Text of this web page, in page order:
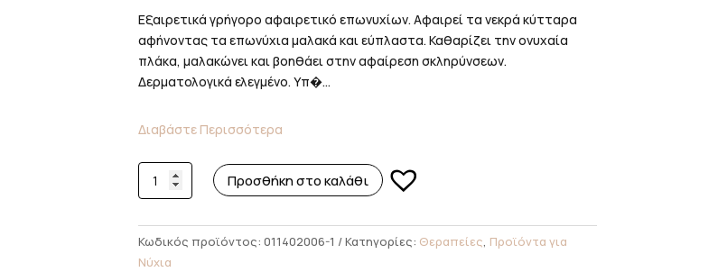
Εξαιρετικά γρήγορο αφαιρετικό επωνυχίων. Αφαιρεί τα νεκρά κύτταρα
αφήνοντας τα επωνύχια μαλακά και εύπλαστα. Καθαρίζει την ονυχαία
πλάκα, μαλακώνει και βοηθάει στην αφαίρεση σκληρύνσεων.
Δερματολογικά ελεγμένο. Υπ�...
Διαβάστε Περισσότερα
Thuya
Cuticle
ποσότητα
Προσθήκη στο καλάθι
Κωδικός προϊόντος: 011402006-1 Κατηγορίες: Θεραπείες, Προϊόντα για
Νύχια